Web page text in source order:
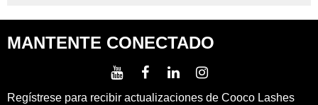
MANTENTE CONECTADO
Regístrese para recibir actualizaciones de Cooco Lashes